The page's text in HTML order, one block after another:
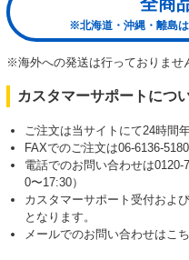
※北海道・沖縄・離島
※海外への発送は行っておりませ
カスタマーサポートにつ
ご注文は当サイトにて24時間
FAXでのご注文は06-6136-
電話でのお問い合わせは
0〜17:30）
カスタマーサポート受付およ
となります。
メールでのお問い合わせはこ